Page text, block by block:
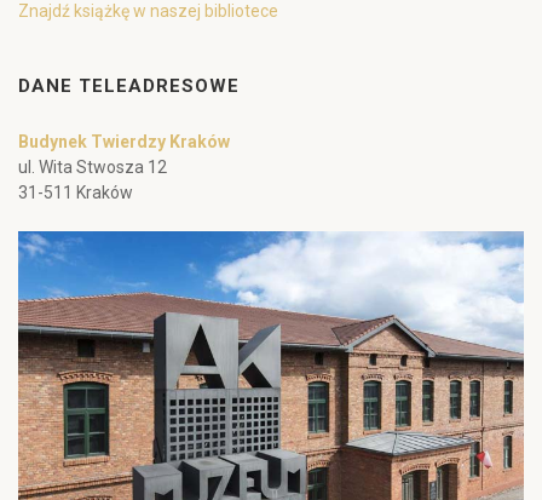
Znajdź książkę w naszej bibliotece
DANE TELEADRESOWE
Budynek Twierdzy Kraków
ul. Wita Stwosza 12
31-511 Kraków